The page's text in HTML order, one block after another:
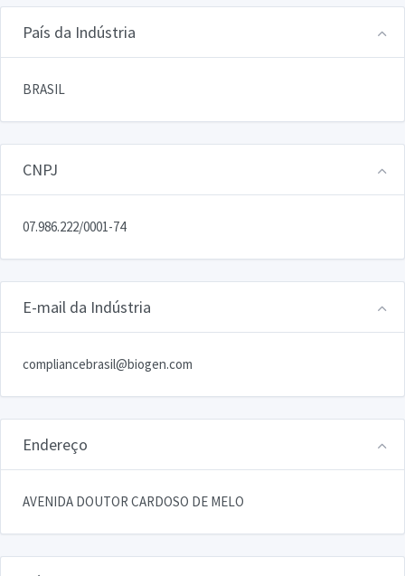
País da Indústria
BRASIL
CNPJ
07.986.222/0001-74
E-mail da Indústria
compliancebrasil@biogen.com
Endereço
AVENIDA DOUTOR CARDOSO DE MELO